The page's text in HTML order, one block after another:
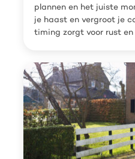
plannen en het juiste
je haast en vergroot je
timing zorgt voor rust en